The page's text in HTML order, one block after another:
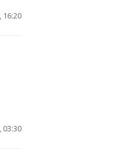
16:20
03:30